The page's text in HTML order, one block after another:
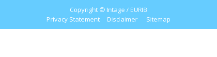
Copyright © Intage / EURIB
Privacy Statement
Disclaimer Sitemap